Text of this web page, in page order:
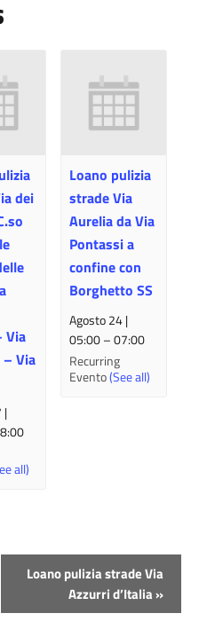
dei
Via
– Via
|
all)
Loano pulizia
strade Via
Aurelia da Via
Pontassi a
confine con
Borghetto SS
Agosto 24 |
05:00–07:00
Recurring
Evento(See all)
Loano pulizia strade Via
Azzurri d’Italia»